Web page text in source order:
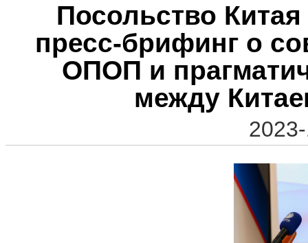
Посольство
пресс-брифинг о
ОПОП и
между